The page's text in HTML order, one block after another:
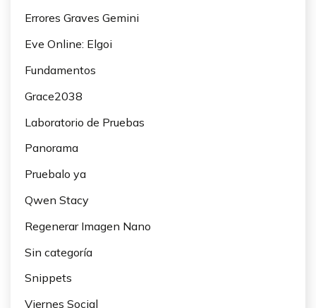
Errores Graves Gemini
Eve Online: Elgoi
Fundamentos
Grace2038
Laboratorio de Pruebas
Panorama
Pruebalo ya
Qwen Stacy
Regenerar Imagen Nano
Sin categoría
Snippets
Viernes Social